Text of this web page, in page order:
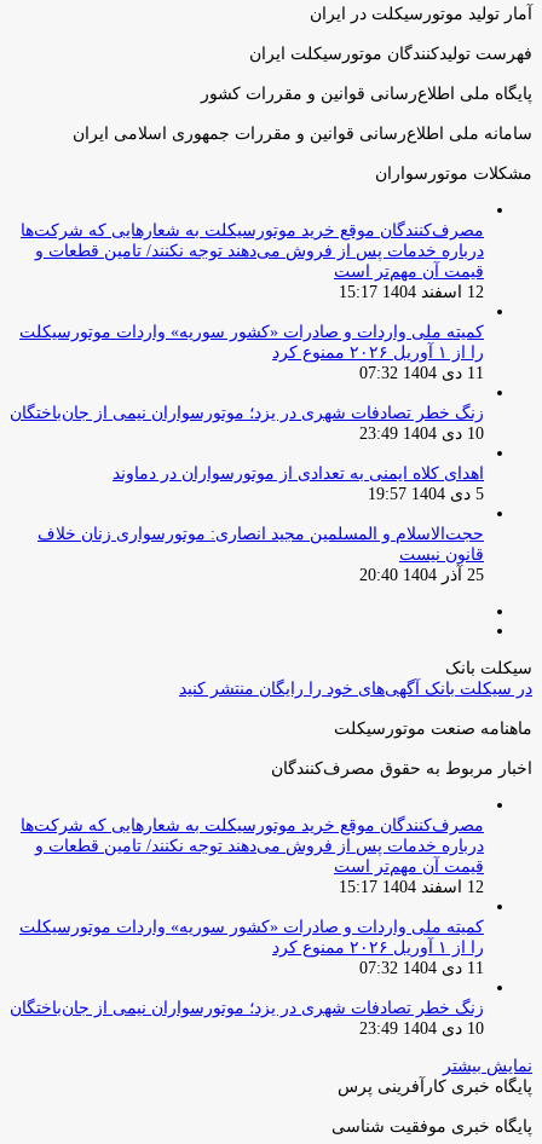
آمار تولید موتورسیکلت در ایران
فهرست تولیدکنندگان موتورسیکلت ایران
پایگاه ملی اطلاع‌رسانی قوانین و مقررات کشور
سامانه ملی اطلاع‌رسانی قوانین و مقررات جمهوری اسلامی ایران
مشکلات موتورسواران
مصرف‌کنندگان موقع خرید موتورسیکلت به شعارهایی که شرکت‌ها
درباره خدمات پس از فروش می‌دهند توجه نکنند/ تامین قطعات و
قیمت آن مهم‌تر است
12 اسفند 1404 15:17
کمیته ملی واردات و صادرات «کشور سوریه» واردات موتورسیکلت
را از ۱ آوریل ۲۰۲۶ ممنوع کرد
11 دی 1404 07:32
زنگ خطر تصادفات شهری در یزد؛ موتورسواران نیمی از جان‌باختگان
10 دی 1404 23:49
اهدای کلاه ایمنی به تعدادی از موتورسواران در دماوند
5 دی 1404 19:57
حجت‌الاسلام و المسلمین مجید انصاری: موتورسواری زنان خلاف
قانون نیست
25 آذر 1404 20:40
سیکلت بانک
در سیکلت بانک آگهی‌های خود را رایگان منتشر کنید
ماهنامه صنعت موتورسیکلت
اخبار مربوط به حقوق مصرف‌کنندگان
مصرف‌کنندگان موقع خرید موتورسیکلت به شعارهایی که شرکت‌ها
درباره خدمات پس از فروش می‌دهند توجه نکنند/ تامین قطعات و
قیمت آن مهم‌تر است
12 اسفند 1404 15:17
کمیته ملی واردات و صادرات «کشور سوریه» واردات موتورسیکلت
را از ۱ آوریل ۲۰۲۶ ممنوع کرد
11 دی 1404 07:32
زنگ خطر تصادفات شهری در یزد؛ موتورسواران نیمی از جان‌باختگان
10 دی 1404 23:49
نمایش بیشتر
پایگاه خبری کارآفرینی پرس
پایگاه خبری موفقیت شناسی